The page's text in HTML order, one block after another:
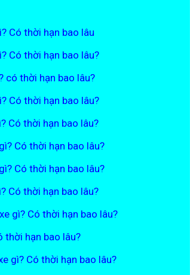
Có thời hạn bao lâu
Có thời hạn bao lâu?
có thời hạn bao lâu?
Có thời hạn bao lâu?
Có thời hạn bao lâu?
Có thời hạn bao lâu?
Có thời hạn bao lâu?
Có thời hạn bao lâu?
gì? Có thời hạn bao lâu?
thời hạn bao lâu?
gì? Có thời hạn bao lâu?